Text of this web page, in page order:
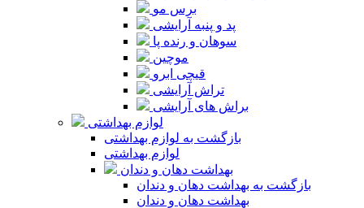
برس مو
پد و پنبه آرایشی
سوهان و رنده پا
موچین
قیچی ابرو
تراش آرایشی
براش های آرایشی
لوازم بهداشتی
بازگشت به لوازم بهداشتی
لوازم بهداشتی
بهداشت دهان و دندان
بازگشت به بهداشت دهان و دندان
بهداشت دهان و دندان